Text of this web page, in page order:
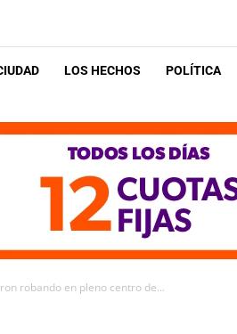
LOS HECHOS POLÍTICA
robando en pleno centro de...